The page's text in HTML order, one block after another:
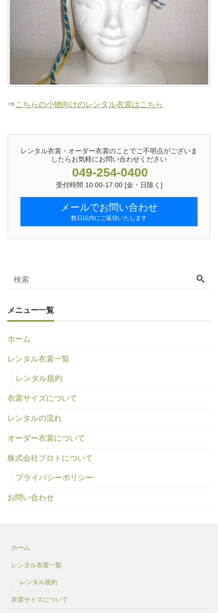
⇒こちらの小物向けのレンタル衣裳はこちら
レンタル衣裳・オーダー衣裳のことでご不明点がございま
したらお気軽にお問い合わせください
049-254-0400
受付時間 10:00-17:00 [金・日除く]
メールでお問い合わせ
数日以内にご返信いたします
メニュー一覧
ホーム
レンタル衣裳一覧
レンタル規約
衣裳サイズについて
レンタルの流れ
オーダー衣裳について
株式会社プロトについて
プライバシーポリシー
お問い合わせ
ホーム
レンタル衣裳一覧
レンタル規約
衣裳サイズについて